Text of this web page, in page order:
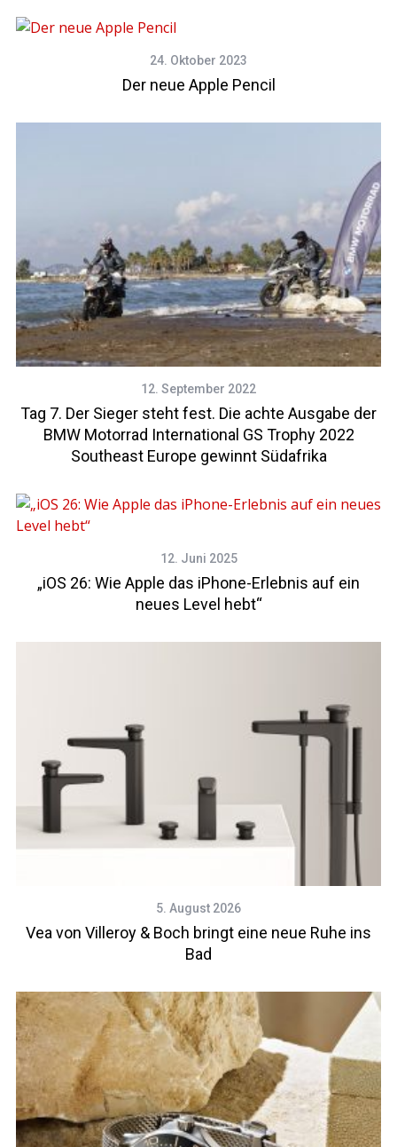
24. Oktober 2023
Der neue Apple Pencil
12. September 2022
Tag 7. Der Sieger steht fest. Die achte Ausgabe der
BMW Motorrad International GS Trophy 2022
Southeast Europe gewinnt Südafrika
12. Juni 2025
„iOS 26: Wie Apple das iPhone-Erlebnis auf ein
neues Level hebt“
5. August 2026
Vea von Villeroy & Boch bringt eine neue Ruhe ins
Bad